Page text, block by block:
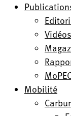
Vidéos
Mobilité